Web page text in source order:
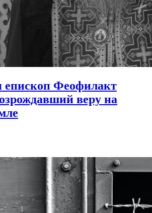
епископ Феофилакт
веру на